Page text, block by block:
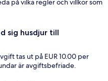
på vilka regler och villkor som
sig husdjur till
tas ut på EUR 10.00 per
är avgiftsbefriade.